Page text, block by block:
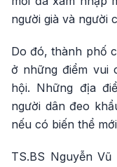
người già và người
Do đó, thành phố
ở những điểm vui
hội. Những địa
người dân đeo
nếu có biến thể
TS.BS Nguyễn